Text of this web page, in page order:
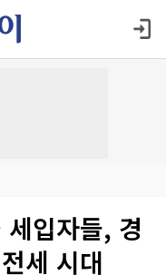
입자들, 경
세 시대